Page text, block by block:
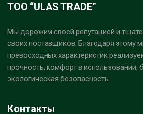
ТОО “ULAS TRADE”
Мы дорожим своей репутацией и
своих поставщиков. Благодаря этому
превосходных характеристик
прочность, комфорт в использовании,
экологическая безопасность.
Контакты